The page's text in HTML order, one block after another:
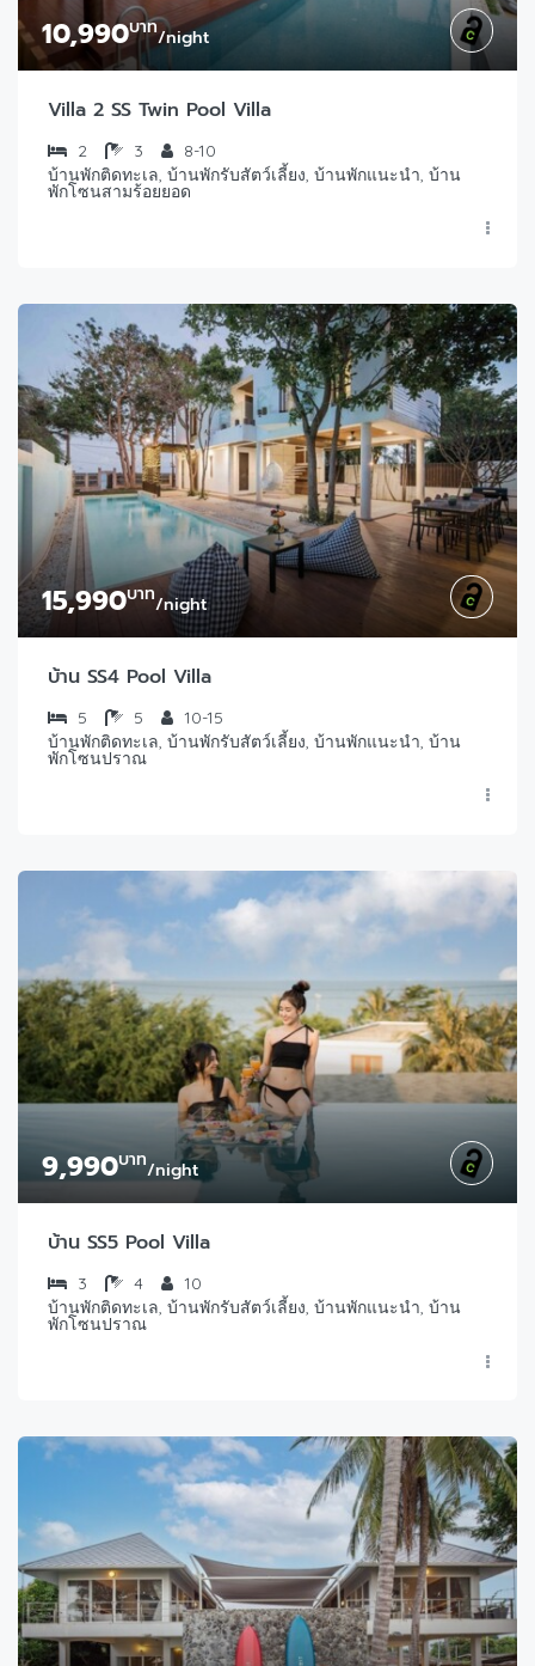
10,990บาท/night
Villa 2 SS Twin Pool Villa
2 3
8-10
บ้านพักติดทะเล, บ้านพักรับสัตว์เลี้ยง, บ้านพักแนะนำ, บ้าน
พักโซนสามร้อยยอด
15,990บาท/night
บ้าน SS4 Pool Villa
5 5
10-15
บ้านพักติดทะเล, บ้านพักรับสัตว์เลี้ยง, บ้านพักแนะนำ, บ้าน
พักโซนปราณ
9,990บาท/night
บ้าน SS5 Pool Villa
3 4
10
บ้านพักติดทะเล, บ้านพักรับสัตว์เลี้ยง, บ้านพักแนะนำ, บ้าน
พักโซนปราณ